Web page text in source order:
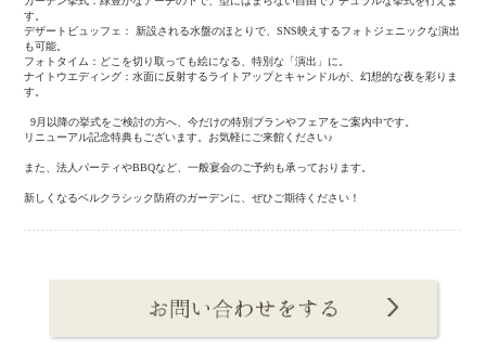
す。
デザートビュッフェ： 新設される水盤のほとりで、SNS映えするフォトジェニックな演出
も可能。
フォトタイム：どこを切り取っても絵になる、特別な「演出」に。
ナイトウエディング：水面に反射するライトアップとキャンドルが、幻想的な夜を彩りま
す。
9月以降の挙式をご検討の方へ、今だけの特別プランやフェアをご案内中です。
リニューアル記念特典もございます。お気軽にご来館ください♪
また、法人パーティやBBQなど、一般宴会のご予約も承っております。
新しくなるベルクラシック防府のガーデンに、ぜひご期待ください！